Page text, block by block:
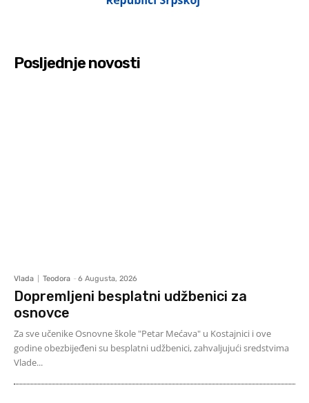
Posljednje novosti
Vlada Teodora - 6 Augusta, 2026
Dopremljeni besplatni udžbenici za
osnovce
Za sve učenike Osnovne škole "Petar Mećava" u Kostajnici i ove
godine obezbijeđeni su besplatni udžbenici, zahvaljujući sredstvima
Vlade...